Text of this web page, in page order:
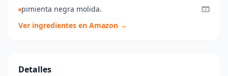
pimienta negra molida.
Ver ingredientes en Amazon →
Detalles